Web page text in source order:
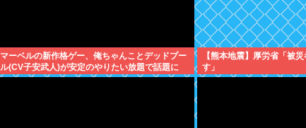
マーベルの新作格ゲー、俺ちゃんことデッドプー
ル(CV子安武人)が安定のやりたい放題で話題に
【熊本地震】厚労省「被
す」